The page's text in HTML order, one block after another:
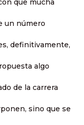
que mucha
un número
definitivamente,
algo
de la carrera
sino que se